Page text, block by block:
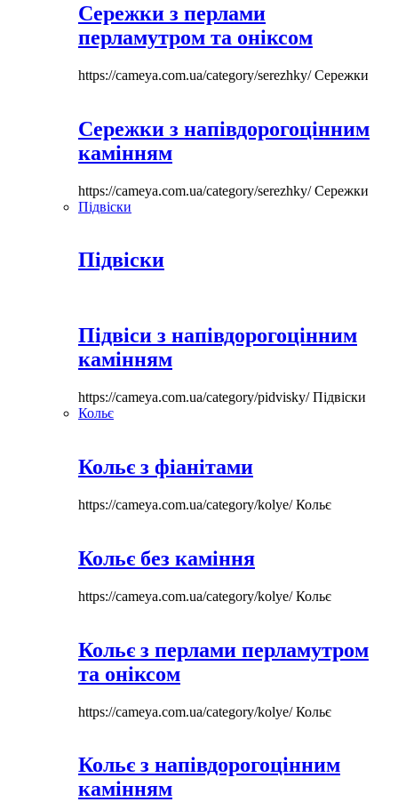
Сережки з перлами
перламутром та оніксом
https://cameya.com.ua/category/serezhky/Сережки
Сережки з напівдорогоцінним
камінням
https://cameya.com.ua/category/serezhky/Сережки
Підвіски
Підвіски
Підвіси з напівдорогоцінним
камінням
https://cameya.com.ua/category/pidvisky/Підвіски
Кольє
Кольє з фіанітами
https://cameya.com.ua/category/kolye/Кольє
Кольє без каміння
https://cameya.com.ua/category/kolye/Кольє
Кольє з перлами перламутром
та оніксом
https://cameya.com.ua/category/kolye/Кольє
Кольє з напівдорогоцінним
камінням